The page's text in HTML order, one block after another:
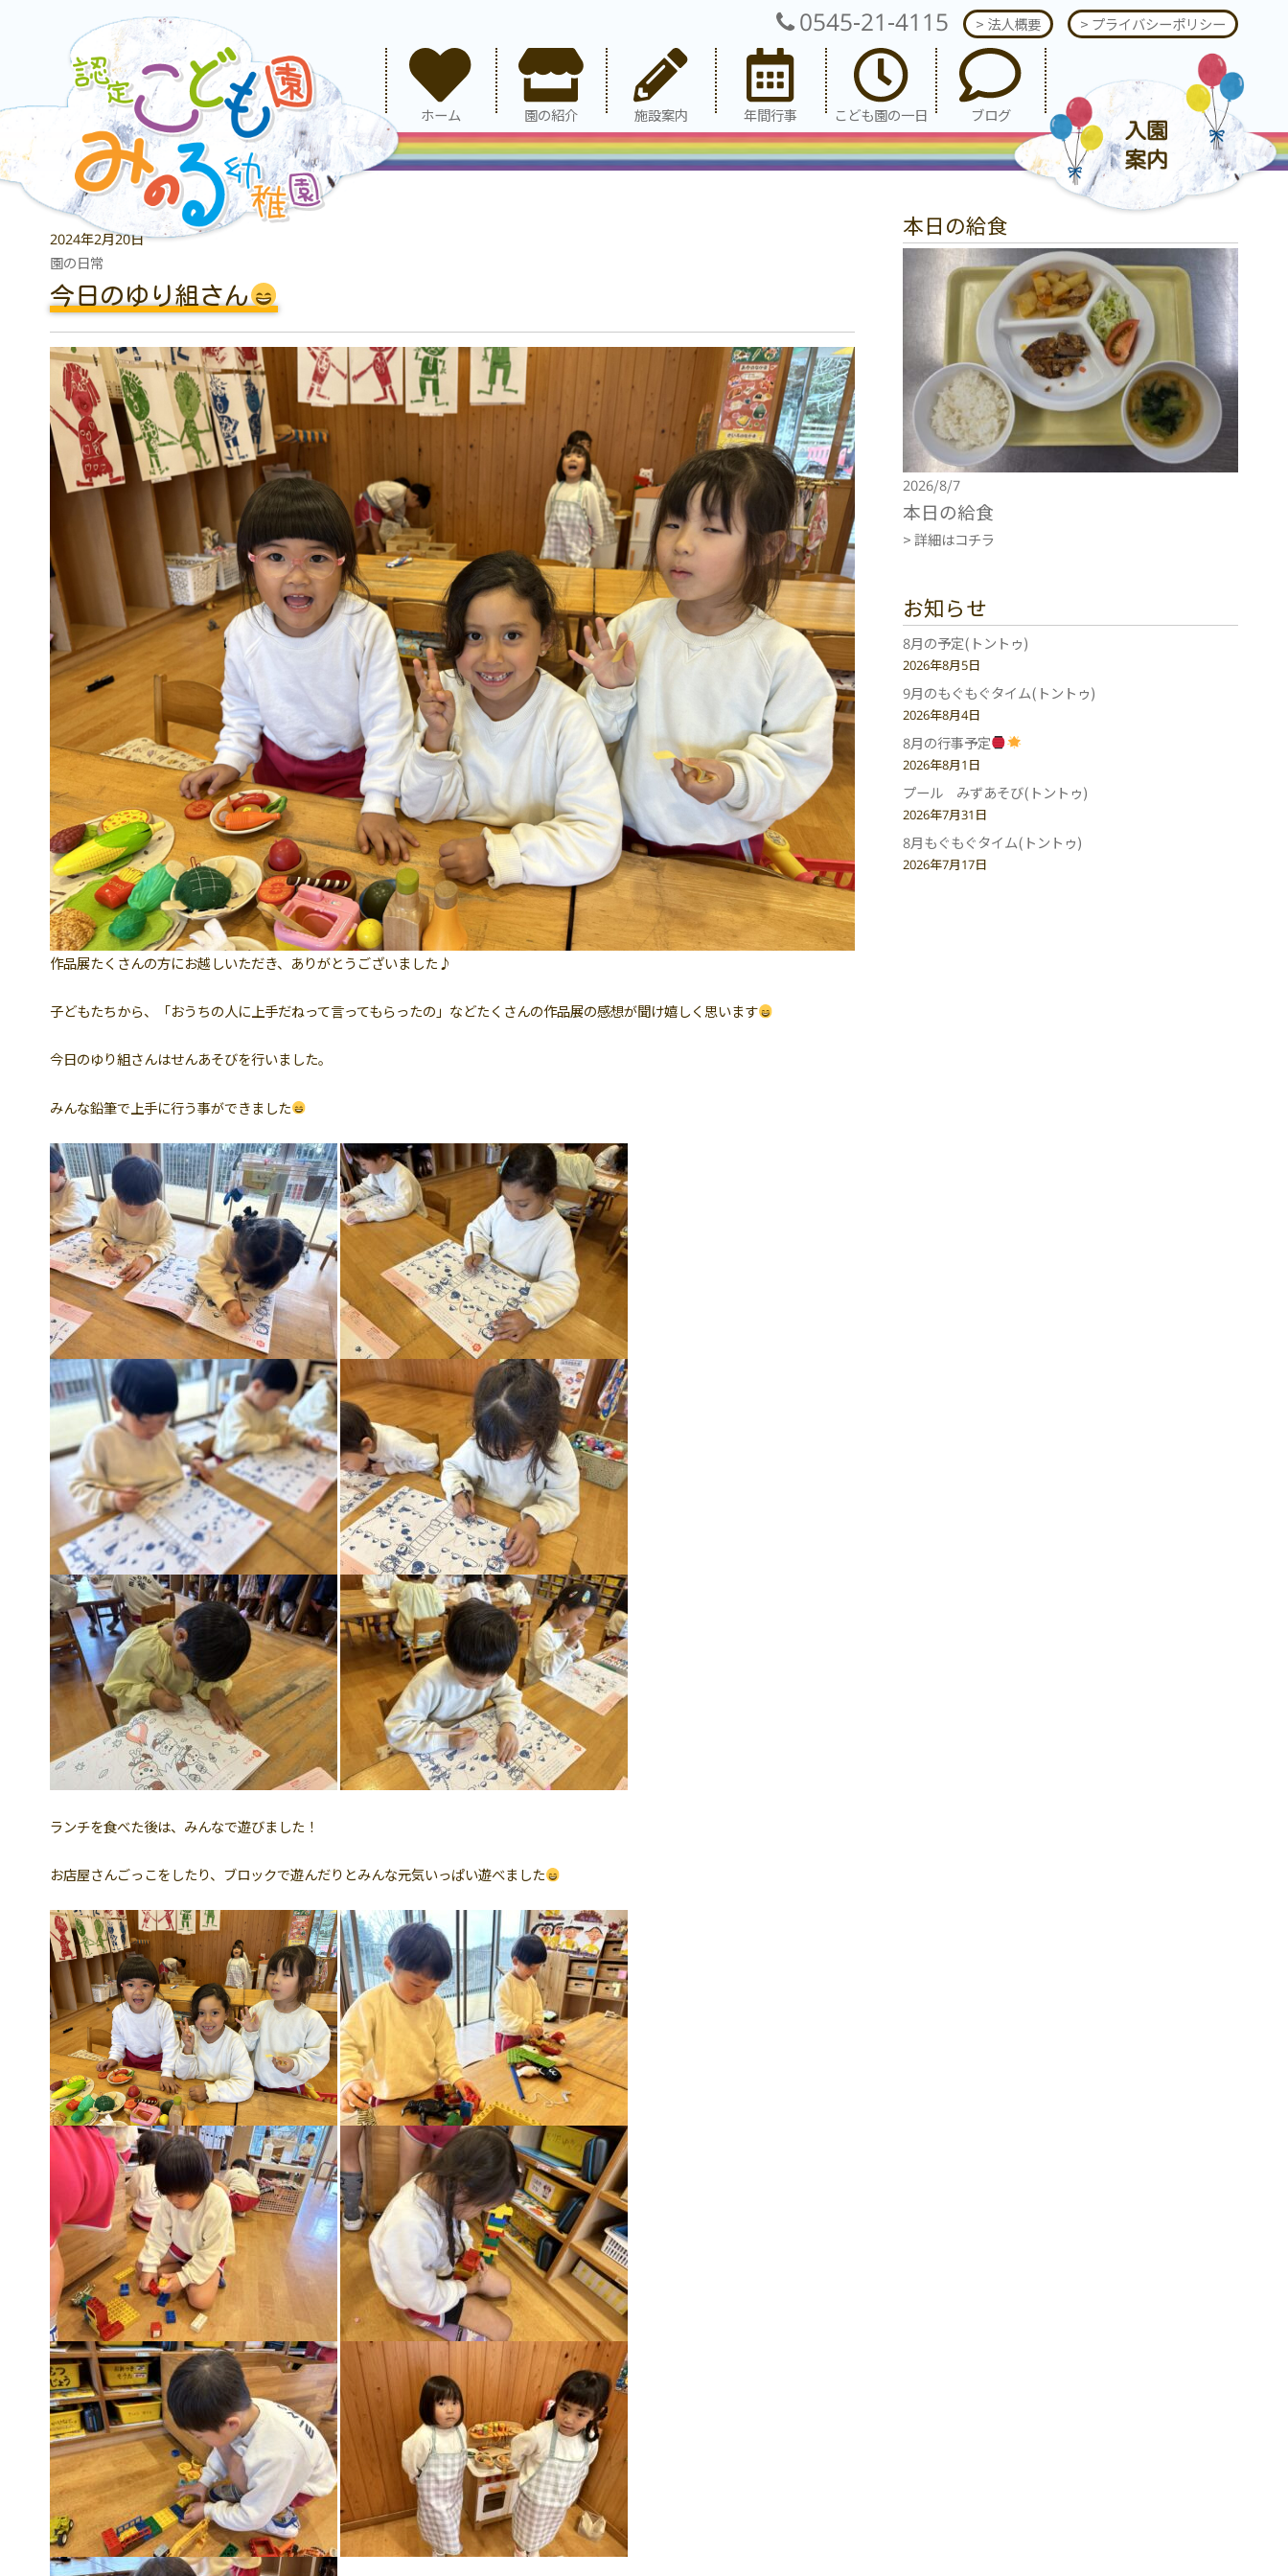
0545-21-4115 > 法人概要 > プライバシーポリシー
ホーム 園の紹介 施設案内 年間行事 こども園の一日 ブログ
2024年2月20日
園の日常
今日のゆり組さん
作品展たくさんの方にお越しいただき、ありがとうございました♪
子どもたちから、「おうちの人に上手だねって言ってもらったの」などたくさんの作品展の感想が聞け嬉しく思います
今日のゆり組さんはせんあそびを行いました。
みんな鉛筆で上手に行う事ができました
ランチを食べた後は、みんなで遊びました！
お店屋さんごっこをしたり、ブロックで遊んだりとみんな元気いっぱい遊べました
本日の給食
2026/8/7
本日の給食
> 詳細はコチラ
お知らせ
8月の予定(トントゥ)
2026年8月5日
9月のもぐもぐタイム(トントゥ)
2026年8月4日
8月の行事予定
2026年8月1日
プール みずあそび(トントゥ)
2026年7月31日
8月もぐもぐタイム(トントゥ)
2026年7月17日